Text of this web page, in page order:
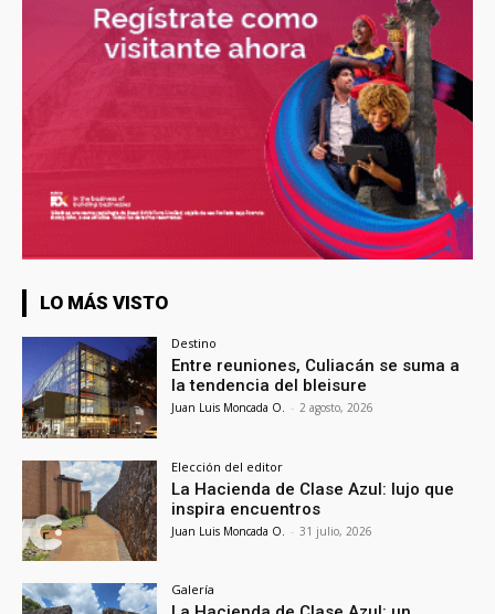
LO MÁS VISTO
Destino
Entre reuniones, Culiacán se suma a
la tendencia del bleisure
Juan Luis Moncada O. - 2 agosto, 2026
Elección del editor
La Hacienda de Clase Azul: lujo que
inspira encuentros
Juan Luis Moncada O. - 31 julio, 2026
Galería